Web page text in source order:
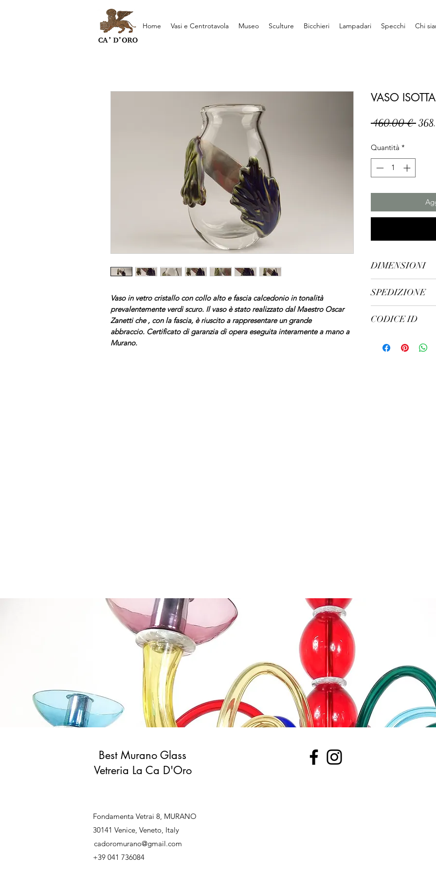
Home Vasi e Centrotavola Museo Sculture Bicchieri Lampadari Specchi Chi
Vaso in vetro cristallo con collo alto e fascia calcedonio in tonalità
prevalentemente verdi scuro. Il vaso è stato realizzato dal Maestro Oscar
Zanetti che , con la fascia, è riuscito a rappresentare un grande
abbraccio. Certificato di garanzia di opera eseguita interamente a mano a
Murano.
VASO ISOTTA
460,00 €
Quantità *
DIMENSIONI
Peso kg. 2,95
SPEDIZIONE
CODICE ID
Best Murano Glass
Vetreria La Ca D'Oro
Fondamenta Vetrai 8, MURANO
30141 Venice, Veneto, Italy
cadoromurano@gmail.com
+39 041 736084